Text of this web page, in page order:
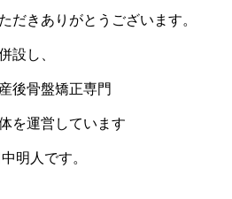
だきありがとうございます。
設し、
後骨盤矯正専門
を運営しています
明人です。